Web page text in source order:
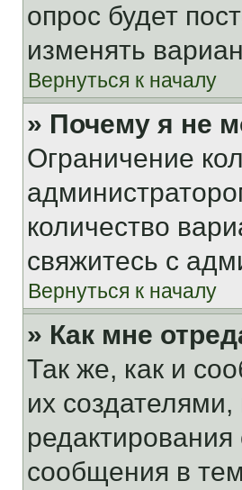
опрос будет
изменять
Вернуться к началу
» Почему я не
Ограничение
количество
свяжитесь с
Вернуться к началу
» Как мне
Так же, как и
их
сообщения в